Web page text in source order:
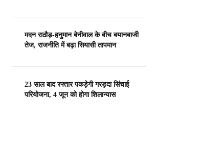
मदन राठौड़-हनुमान बेनीवाल के बीच बयानबाजी
तेज, राजनीति में बढ़ा सियासी तापमान
23 साल बाद रफ्तार पकड़ेगी गरड़दा सिंचाई
परियोजना, 4 जून को होगा शिलान्यास